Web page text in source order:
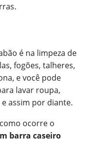
é na limpeza de
fogões, talheres,
e você pode
lavar roupa,
assim por diante.
ocorre o
barra caseiro